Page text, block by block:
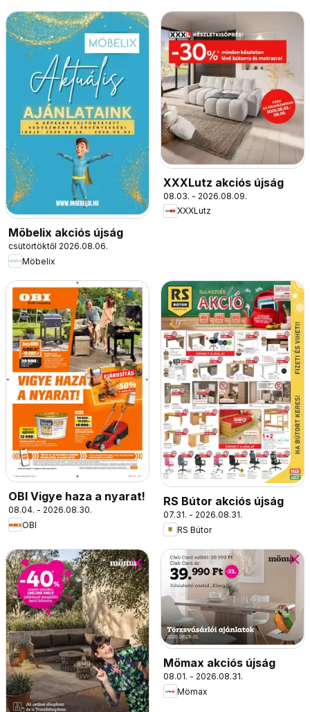
Möbelix akciós újság
csütörtöktől 2026.08.06.
Möbelix
XXXLutz akciós újság
08.03. - 2026.08.09.
XXXLutz
OBI Vigye haza a nyarat!
08.04. - 2026.08.30.
OBI
RS Bútor akciós újság
07.31. - 2026.08.31.
RS Bútor
Mömax akciós újság
08.01. - 2026.08.31.
Mömax